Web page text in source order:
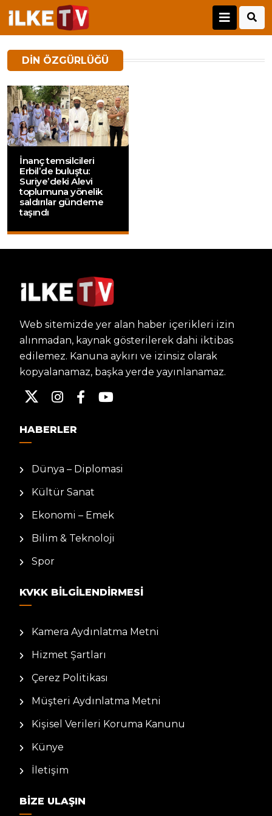
DIN ÖZGÜRLÜĞÜ
İnanç temsilcileri
Erbil’de buluştu:
Suriye’deki Alevi
toplumuna yönelik
saldırılar gündeme
taşındı
Web sitemizde yer alan haber içerikleri izin
alınmadan, kaynak gösterilerek dahi iktibas
edilemez. Kanuna aykırı ve izinsiz olarak
kopyalanamaz, başka yerde yayınlanamaz.
HABERLER
Dünya – Diplomasi
Kültür Sanat
Ekonomi – Emek
Bilim & Teknoloji
Spor
KVKK BILGILENDIRMESI
Kamera Aydınlatma Metni
Hizmet Şartları
Çerez Politikası
Müşteri Aydınlatma Metni
Kişisel Verileri Koruma Kanunu
Künye
İletişim
BIZE ULAŞIN